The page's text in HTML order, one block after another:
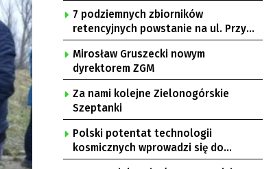
7 podziemnych zbiorników
retencyjnych powstanie na ul. Przy
Gazowni
Mirosław Gruszecki nowym
dyrektorem ZGM
Za nami kolejne Zielonogórskie
Szeptanki
Polski potentat technologii
kosmicznych wprowadzi się do
Zielonej Góry